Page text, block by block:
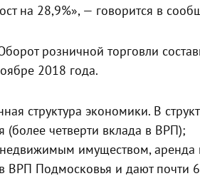
на 28,9%», — говорится в
розничной торговли
2018 года.
структура экономики. В
(более четверти вклада в ВРП);
имуществом, аренда
ВРП Подмосковья и дают почти